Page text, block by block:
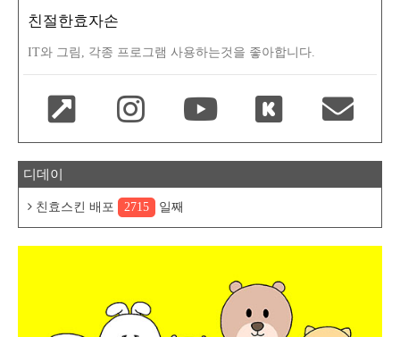
친절한효자손
IT와 그림, 각종 프로그램 사용하는것을 좋아합니다.
디데이
친효스킨 배포 2715 일째